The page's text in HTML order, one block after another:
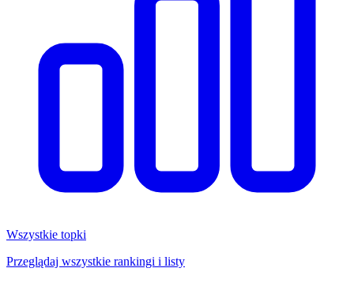
Wszystkie topki
Przeglądaj wszystkie rankingi i listy